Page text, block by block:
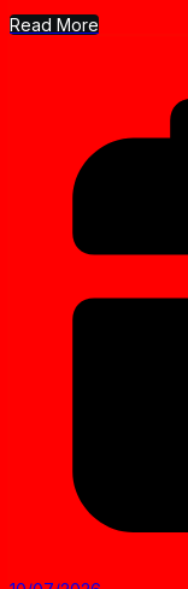
Read More